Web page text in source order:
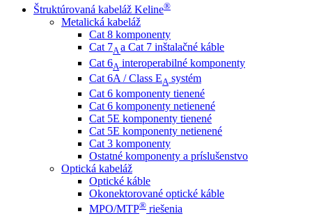
Štruktúrovaná kabeláž Keline®
Metalická kabeláž
Cat 8 komponenty
Cat 7Aa Cat 7 inštalačné káble
Cat 6A interoperabilné komponenty
Cat 6A / Class EA systém
Cat 6 komponenty tienené
Cat 6 komponenty netienené
Cat 5E komponenty tienené
Cat 5E komponenty netienené
Cat 3 komponenty
Ostatné komponenty a príslušenstvo
Optická kabeláž
Optické káble
Okonektorované optické káble
MPO/MTP® ​ riešenia